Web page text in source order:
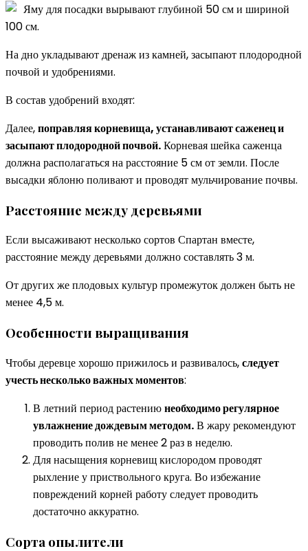
Яму для посадки вырывают глубиной 50 см и шириной
100 см.
На дно укладывают дренаж из камней, засыпают плодородной
почвой и удобрениями.
В состав удобрений входят:
Далее,поправляя корневища, устанавливают саженец и
засыпают плодородной почвой.Корневая шейка саженца
должна располагаться на расстояние 5 см от земли. После
высадки яблоню поливают и проводят мульчирование почвы.
Расстояние между деревьями
Если высаживают несколько сортов Спартан вместе,
расстояние между деревьями должно составлять 3 м.
От других же плодовых культур промежуток должен быть не
менее 4,5 м.
Особенности выращивания
Чтобы деревце хорошо прижилось и развивалось,следует
учесть несколько важных моментов:
В летний период растениюнеобходимо регулярное
увлажнение дождевым методом.В жару рекомендуют
проводить полив не менее 2 раз в неделю.
Для насыщения корневищ кислородом проводят
рыхление у приствольного круга. Во избежание
повреждений корней работу следует проводить
достаточно аккуратно.
Сорта опылители